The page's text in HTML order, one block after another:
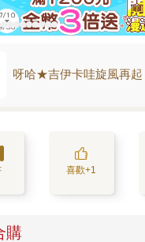
呀哈★吉伊卡哇旋風再起
喜歡+1
購